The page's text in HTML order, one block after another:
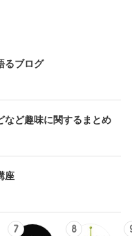
るブログ
など趣味に関するまとめ
座
7 8